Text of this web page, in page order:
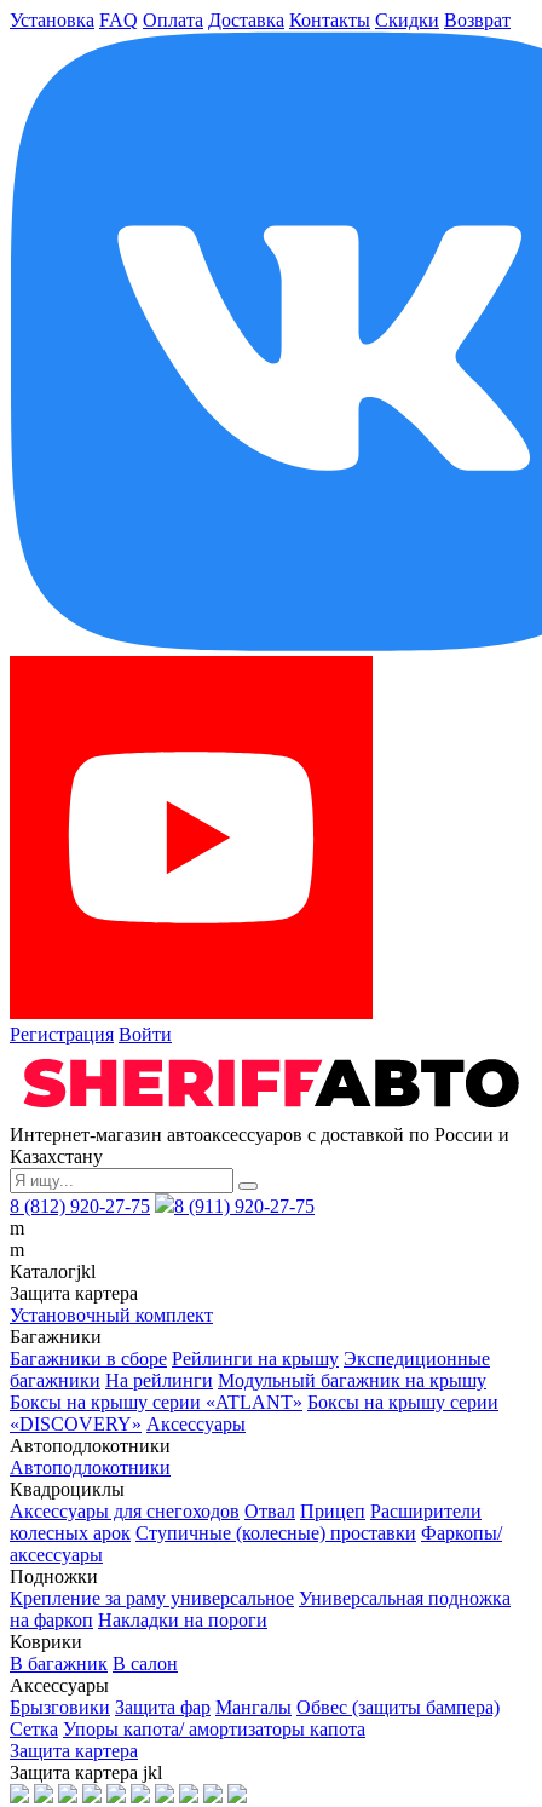
Установка FAQ Оплата Доставка Контакты Скидки Возврат
Регистрация Войти
Интернет-магазин автоаксессуаров с доставкой по России и
Казахстану
8 (812) 920-27-75
8 (911) 920-27-75
m
m
Каталогjkl
Защита картера
Установочный комплект
Багажники
Багажники в сборе Рейлинги на крышу Экспедиционные
багажники На рейлинги Модульный багажник на крышу
Боксы на крышу серии «ATLANT» Боксы на крышу серии
«DISCOVERY» Аксессуары
Автоподлокотники
Автоподлокотники
Квадроциклы
Аксессуары для снегоходов Отвал Прицеп Расширители
колесных арок Ступичные (колесные) проставки Фаркопы/
аксессуары
Подножки
Крепление за раму универсальное Универсальная подножка
на фаркоп Накладки на пороги
Коврики
В багажник В салон
Аксессуары
Брызговики Защита фар Мангалы Обвес (защиты бампера)
Сетка Упоры капота/ амортизаторы капота
Защита картера
Защита картера jkl